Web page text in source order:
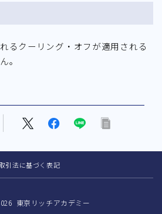
るクーリング・オフが適用される
。
引法に基づく表記
東京リッチアカデミー